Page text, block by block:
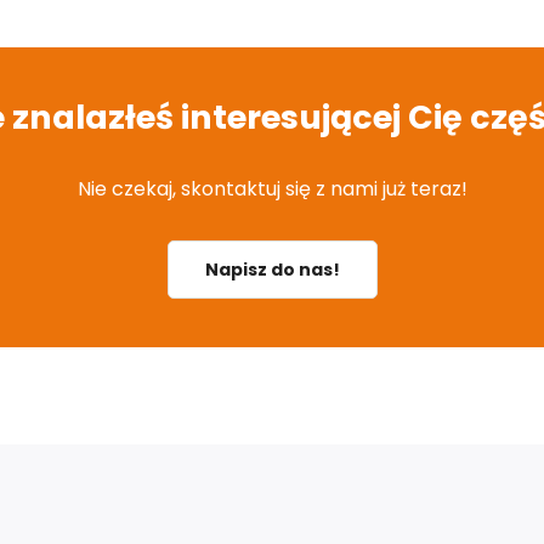
znalazłeś interesującej Cię
Nie czekaj, skontaktuj się z nami już teraz!
Napisz do nas!